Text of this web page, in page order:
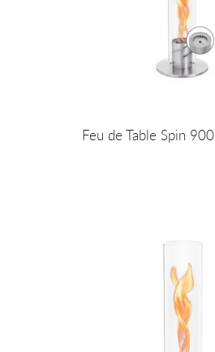
Feu de Table Spin 900